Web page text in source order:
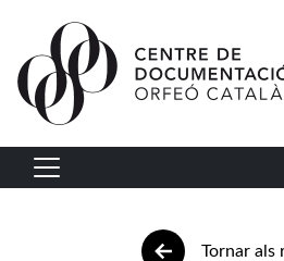
Vés al contingut
Navegació principal
Tornar als